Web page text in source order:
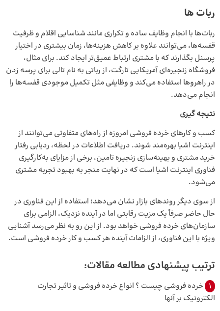
ربات ها
ربات‌ها با انجام وظایف ساده‌ و تکراری مانند شناسایی اقلام و ظرفیت
قفسه‌ها، می‌توانند علاوه بر کاهش هزینه‌ها، زمان بیشتری در اختیار
پرسنل بگذارند که با مشتری ارتباط عمیق‌تر ایجاد کند. برای مثال،
فروشگاه زنجیره‌ای آمریکایی تارگت، از رباتی به نام تالی برای پرسه زدن
در راهروها استفاده می‌کند و وظایفی مثل تکمیل موجودی قفسه‌ها را
انجام می‌دهد.
نتیجه گیری
کسب و کار‌های خرده فروشی امروزه از راه‌های متفاوتی می‌توانند از
اینترنت اشیا بهره‌مند شوند. دریافت اطلاعات در لحظه، ردیابی رفتار
خرید مشتری و بهینه‌سازی زنجیره تامین، برخی از مزایای به‌کارگیری
فناوری اینترنت اشیا است که در نهایت منجر به بهبود تجربه مشتری
می‌شود.
از سوی دیگر روندهای بازار نشان می‌دهد؛ استفاده از این فناوری در
حال حاضر صرفاً یک مزیت رقابتی اما در آینده نزدیک، الزامی برای
سازمان‌های خرده فروشی خواهد بود. از این رو به نظر می‌رسد آشنایی
ویژه با این فناوری، از الزامات آینده هر کسب و کار خرده فروشی است.
ترتیب پیشنهادی مطالعه مقالات:
1 خرده‌ فروشی چیست ؟ انواع خرده فروشی و تاثیر تجارت
الکترونیک بر آنها